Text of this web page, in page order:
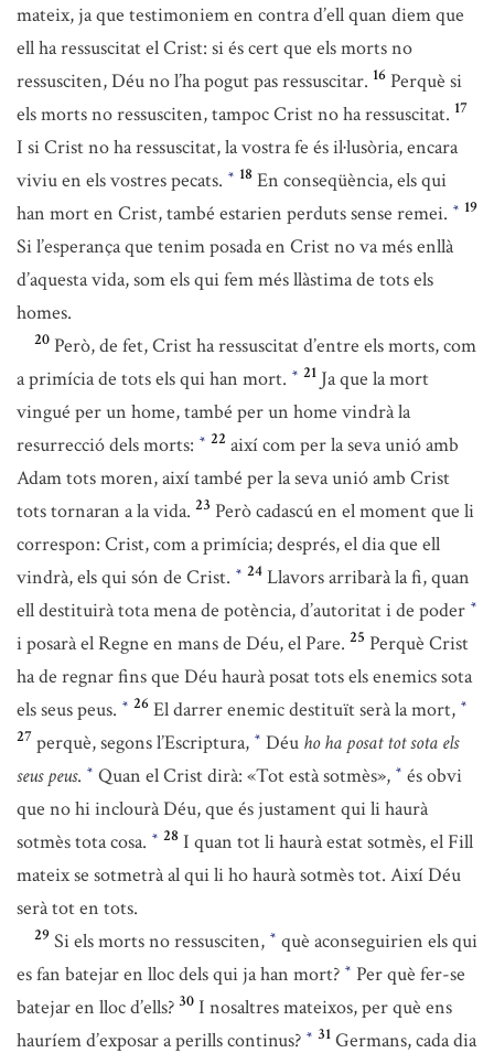
mateix, ja que testimoniem en contra d’ell quan diem que
ell ha ressuscitat el Crist: si és cert que els morts no
ressusciten, Déu no l’ha pogut pas ressuscitar. 16 Perquè si
els morts no ressusciten, tampoc Crist no ha ressuscitat. 17
I si Crist no ha ressuscitat, la vostra fe és il·lusòria, encara
viviu en els vostres pecats. * 18 En conseqüència, els qui
han mort en Crist, també estarien perduts sense remei. * 19
Si l’esperança que tenim posada en Crist no va més enllà
d’aquesta vida, som els qui fem més llàstima de tots els
homes.
20 Però, de fet, Crist ha ressuscitat d’entre els morts, com
a primícia de tots els qui han mort. * 21 Ja que la mort
vingué per un home, també per un home vindrà la
resurrecció dels morts: * 22 així com per la seva unió amb
Adam tots moren, així també per la seva unió amb Crist
tots tornaran a la vida. 23 Però cadascú en el moment que li
correspon: Crist, com a primícia; després, el dia que ell
vindrà, els qui són de Crist. * 24 Llavors arribarà la fi, quan
ell destituirà tota mena de potència, d’autoritat i de poder *
i posarà el Regne en mans de Déu, el Pare. 25 Perquè Crist
ha de regnar fins que Déu haurà posat tots els enemics sota
els seus peus. * 26 El darrer enemic destituït serà la mort, *
27 perquè, segons l’Escriptura, * Déu ho ha posat tot sota els
seus peus. * Quan el Crist dirà: «Tot està sotmès», * és obvi
que no hi inclourà Déu, que és justament qui li haurà
sotmès tota cosa. * 28 I quan tot li haurà estat sotmès, el Fill
mateix se sotmetrà al qui li ho haurà sotmès tot. Així Déu
serà tot en tots.
29 Si els morts no ressusciten, * què aconseguirien els qui
es fan batejar en lloc dels qui ja han mort? * Per què fer-se
batejar en lloc d’ells? 30 I nosaltres mateixos, per què ens
hauríem d’exposar a perills continus? * 31 Germans, cada dia